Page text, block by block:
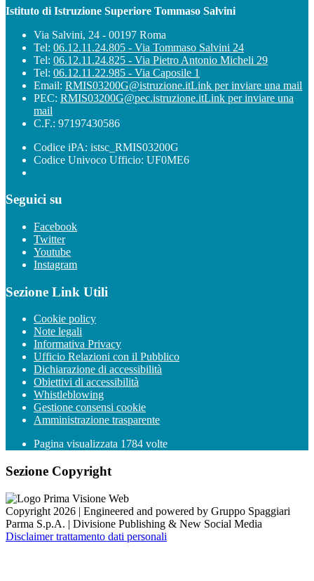
Istituto di Istruzione Superiore Tommaso Salvini
Via Salvini, 24 - 00197 Roma
Tel: 06.12.11.24.805 - Via Tommaso Salvini 24
Tel: 06.12.11.24.825 - Via Pietro Antonio Micheli 29
Tel: 06.12.11.22.985 - Via Caposile 1
Email: RMIS03200G@istruzione.itLink per inviare una mail
PEC: RMIS03200G@pec.istruzione.itLink per inviare una
mail
C.F.: 97197430586
Codice iPA: istsc_RMIS03200G
Codice Univoco Ufficio: UF0ME6
Seguici su
Facebook
Twitter
Youtube
Instagram
Sezione Link Utili
Cookie policy
Note legali
Informativa Privacy
Ufficio Relazioni con il Pubblico
Dichiarazione di accessibilità
Obiettivi di accessibilità
Whistleblowing
Gestione consensi cookie
Amministrazione trasparente
Pagina visualizzata 1784 volte
Sezione Copyright
Copyright 2026 | Engineered and powered by Gruppo Spaggiari
Parma S.p.A. | Divisione Publishing & New Social Media
Disclaimer trattamento dati personali